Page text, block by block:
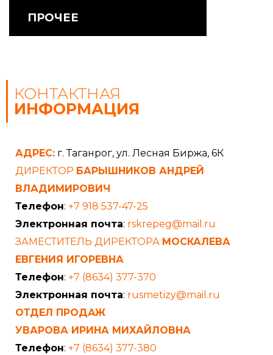
ПРОЧЕЕ
КОНТАКТНАЯ
ИНФОРМАЦИЯ
АДРЕС: г. Таганрог, ул. Лесная Биржа, 6К
ДИРЕКТОР БАРЫШНИКОВ АНДРЕЙ
ВЛАДИМИРОВИЧ
Телефон: +7 918 537-47-25
Электронная почта: rskrepeg@mail.ru
ЗАМЕСТИТЕЛЬ ДИРЕКТОРА МОСКАЛЕВА
ЕВГЕНИЯ ИГОРЕВНА
Телефон: +7 (8634) 377-370
Электронная почта: rusmetizy@mail.ru
ОТДЕЛ ПРОДАЖ
УВАРОВА ИРИНА МИХАЙЛОВНА
Телефон: +7 (8634) 377-380